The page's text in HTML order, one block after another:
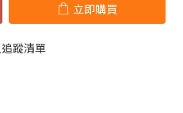
立即購買
蹤清單